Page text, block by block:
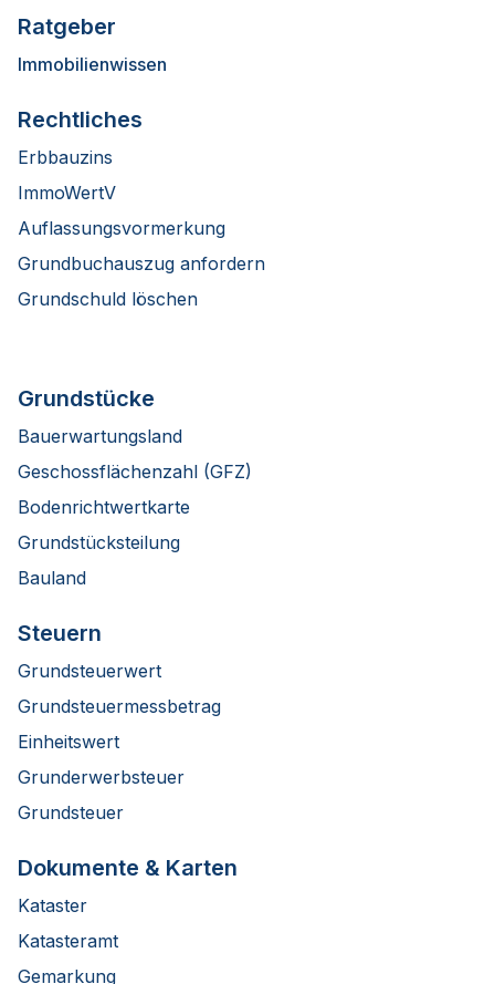
Ratgeber
Immobilienwissen
Rechtliches
Erbbauzins
ImmoWertV
Auflassungsvormerkung
Grundbuchauszug anfordern
Grundschuld löschen
Grundstücke
Bauerwartungsland
Geschossflächenzahl (GFZ)
Bodenrichtwertkarte
Grundstücksteilung
Bauland
Steuern
Grundsteuerwert
Grundsteuermessbetrag
Einheitswert
Grunderwerbsteuer
Grundsteuer
Dokumente & Karten
Kataster
Katasteramt
Gemarkung